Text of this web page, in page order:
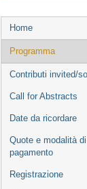
Event
menu
Home
Programma
Contributi invited/
Call for Abstracts
Date da ricordare
Quote e modalità di
pagamento
Registrazione